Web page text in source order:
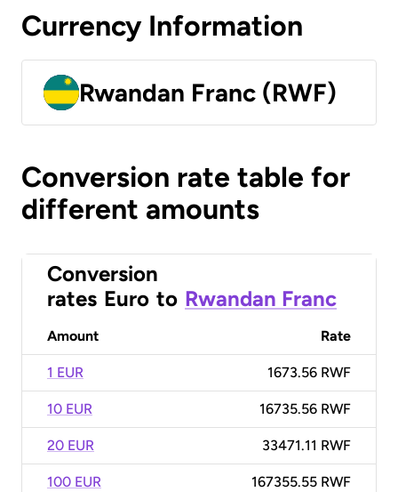
Currency Information
Rwandan Franc (RWF)
Conversion rate table for
different amounts
Conversion
rates Euro to Rwandan Franc
Amount Rate
1 EUR 1673.56 RWF
10 EUR 16735.56 RWF
20 EUR 33471.11 RWF
100 EUR 167355.55 RWF